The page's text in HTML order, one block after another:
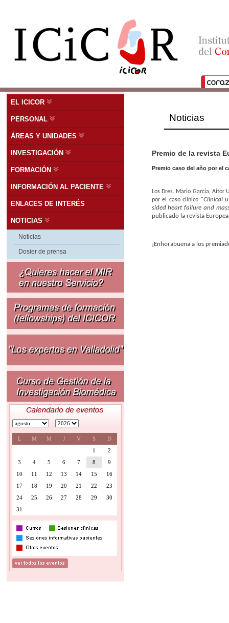
EL ICICOR
PERSONAL
ÁREAS Y UNIDADES
INVESTIGACIÓN
FORMACIÓN
INFORMACIÓN AL PACIENTE
ENLACES DE INTERÉS
NOTICIAS
Noticias
Dosier de prensa
L M M J V S
D
1
2
3
4 5 6 7 8
9
10
11 12 13 14 15
16
17
18 19 20 21 22
23
24
25 26 27 28 29
30
31
Noticias
Premio de la revista
Premio caso del año por el
Los Dres. Mario García, Aitor
por el caso clínico "Clinical
sided heart failure and
publicado la revista
¡Enhorabuena a los